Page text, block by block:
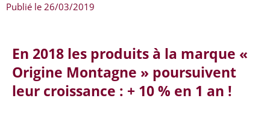
Publié le 26/03/2019
En 2018 les produits à la marque «
Origine Montagne » poursuivent
leur croissance : + 10 % en 1 an !